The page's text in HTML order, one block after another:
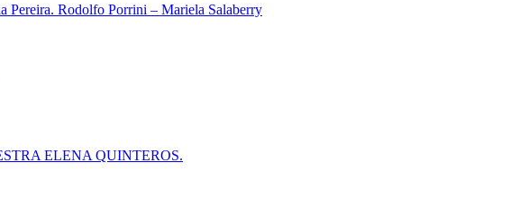
Pereira. Rodolfo Porrini – Mariela Salaberry
ELENA QUINTEROS.